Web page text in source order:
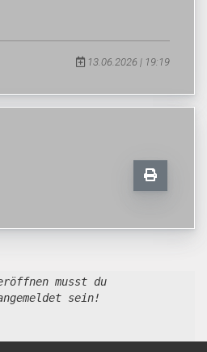
13.06.2026 | 19:19
musst du
sein!